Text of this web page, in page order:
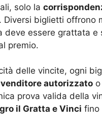
solo la
Diversi biglietti offrono
essere grattata e
premio.
delle vincite, ogni
autorizzato
prova valida della
il Gratta e Vinci fino